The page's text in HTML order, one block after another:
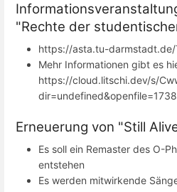
"Rechte der
https://asta.tu-darmstadt.de/
Mehr Informationen gibt es
https://cloud.litschi.dev/s/
Erneuerung von "Still
Es soll ein Remaster des O-
entstehen
Es werden mitwirkende